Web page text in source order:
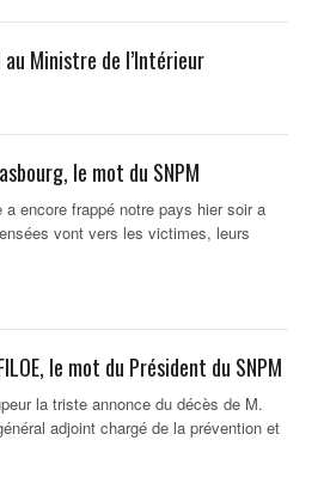
au Ministre de l’Intérieur
le mot du SNPM
a encore frappé notre pays hier soir a
vont vers les victimes, leurs
le mot du Président du SNPM
la triste annonce du décès de M.
adjoint chargé de la prévention et